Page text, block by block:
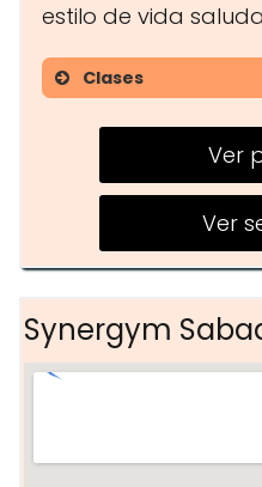
estilo de vida
Clases
Yoga
Cycling
Fitness Classes
Aquáticas
Arts Marciales
Competition
Ver
Ver
Synergym